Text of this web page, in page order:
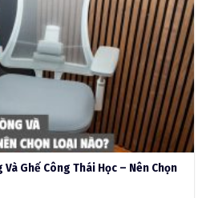
Ghế Công Thái Học – Nên Chọn